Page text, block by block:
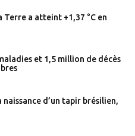
a atteint +1,37 °C en
et 1,5 million de décès
naissance d’un tapir brésilien,